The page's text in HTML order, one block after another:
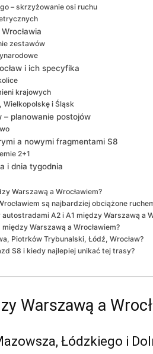
– skrzyżowanie osi ruchu
zestawów
i ich specyfika
krajowych
Wielkopolskę i Śląsk
– planowanie postojów
a nowymi fragmentami S8
2+1
i dnia tygodnia
Warszawą a Wrocławiem?
są najbardziej obciążone
A2 i A1 między Warszawą a
Warszawą a Wrocławiem?
Piotrków Trybunalski, Łódź, Wrocław?
S8 i kiedy najlepiej unikać tej trasy?
Warszawą a
Łódzkiego i